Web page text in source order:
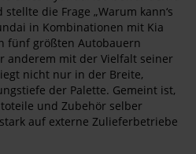
die Frage „Warum kann‘s
in Kombinationen mit Kia
fünf größten Autobauern
anderem mit der Vielfalt seiner
nicht nur in der Breite,
der Palette. Gemeint ist,
und Zubehör selber
auf externe Zulieferbetriebe